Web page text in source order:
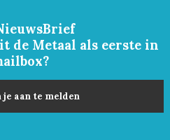
de Metaal als eerste in
je aan te melden